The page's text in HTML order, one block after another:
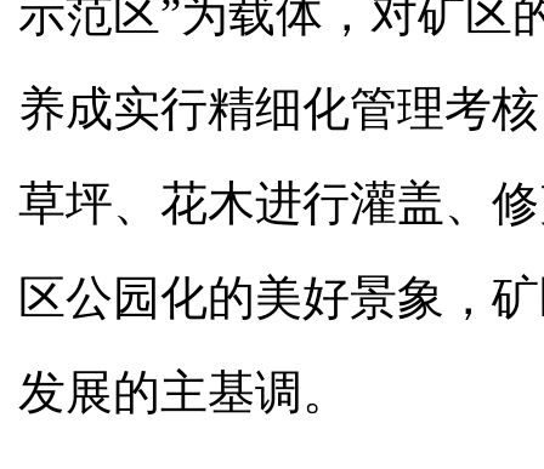
示范区”为载体，对矿区
养成实行精细化管理考
草坪、花木进行灌盖、
区公园化的美好景象，
发展的主基调。